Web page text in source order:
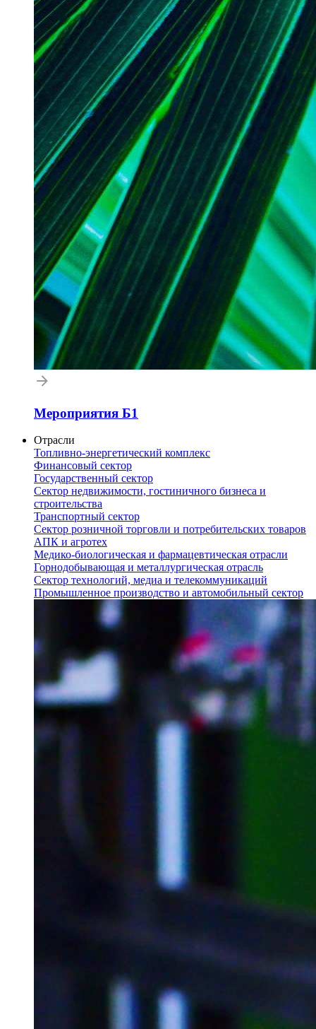
Мероприятия Б1
Отрасли
Топливно-энергетический комплекс
Финансовый сектор
Государственный сектор
Сектор недвижимости, гостиничного бизнеса и
строительства
Транспортный сектор
Сектор розничной торговли и потребительских товаров
АПК и агротех
Медико-биологическая и фармацевтическая отрасли
Горнодобывающая и металлургическая отрасль
Сектор технологий, медиа и телекоммуникаций
Промышленное производство и автомобильный сектор